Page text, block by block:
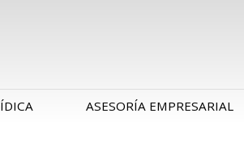
ASESORÍA EMPRESARIAL